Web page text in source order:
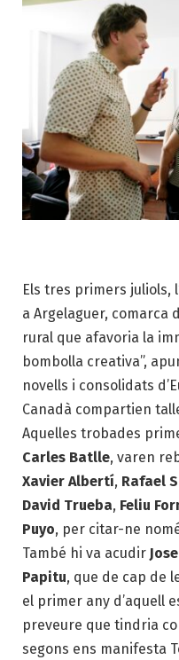
Els tres primers juliols,
a Argelaguer, comarca
rural que afavoria la
bombolla creativa”,
novells i consolidats
Canadà compartien
Aquelles trobades
Carles Batlle, varen
Xavier Albertí, Rafael
David Trueba, Feliu
Puyo, per citar-ne
També hi va acudir
Papitu, que de cap de
el primer any d’aquell
preveure que tindria
segons ens manifesta